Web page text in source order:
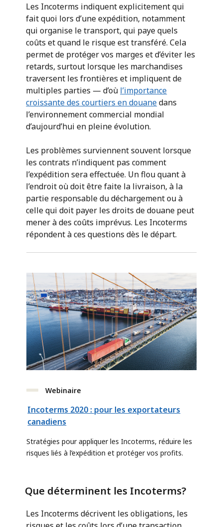
Les Incoterms indiquent explicitement qui
fait quoi lors d’une expédition, notamment
qui organise le transport, qui paye quels
coûts et quand le risque est transféré. Cela
permet de protéger vos marges et d’éviter les
retards, surtout lorsque les marchandises
traversent les frontières et impliquent de
multiples parties — d’où l’importance
croissante des courtiers en douanedans
l’environnement commercial mondial
d’aujourd’hui en pleine évolution.
Les problèmes surviennent souvent lorsque
les contrats n’indiquent pas comment
l’expédition sera effectuée. Un flou quant à
l’endroit où doit être faite la livraison, à la
partie responsable du déchargement ou à
celle qui doit payer les droits de douane peut
mener à des coûts imprévus. Les Incoterms
répondent à ces questions dès le départ.
Webinaire
Incoterms 2020 : pour les exportateurs
canadiens
Stratégies pour appliquer les Incoterms, réduire les
risques liés à l’expédition et protéger vos profits.
Que déterminent les Incoterms?
Les Incoterms décrivent les obligations, les